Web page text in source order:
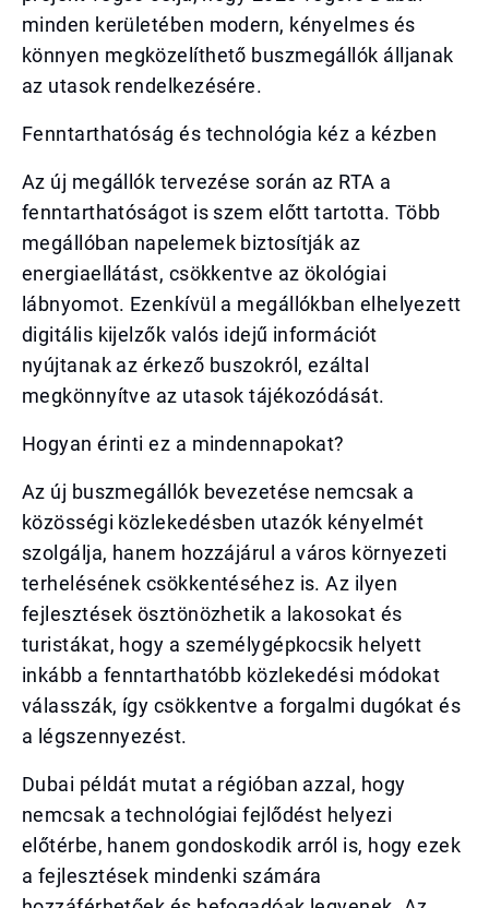
minden kerületében modern, kényelmes és
könnyen megközelíthető buszmegállók álljanak
az utasok rendelkezésére.
Fenntarthatóság és technológia kéz a kézben
Az új megállók tervezése során az RTA a
fenntarthatóságot is szem előtt tartotta. Több
megállóban napelemek biztosítják az
energiaellátást, csökkentve az ökológiai
lábnyomot. Ezenkívül a megállókban elhelyezett
digitális kijelzők valós idejű információt
nyújtanak az érkező buszokról, ezáltal
megkönnyítve az utasok tájékozódását.
Hogyan érinti ez a mindennapokat?
Az új buszmegállók bevezetése nemcsak a
közösségi közlekedésben utazók kényelmét
szolgálja, hanem hozzájárul a város környezeti
terhelésének csökkentéséhez is. Az ilyen
fejlesztések ösztönözhetik a lakosokat és
turistákat, hogy a személygépkocsik helyett
inkább a fenntarthatóbb közlekedési módokat
válasszák, így csökkentve a forgalmi dugókat és
a légszennyezést.
Dubai példát mutat a régióban azzal, hogy
nemcsak a technológiai fejlődést helyezi
előtérbe, hanem gondoskodik arról is, hogy ezek
a fejlesztések mindenki számára